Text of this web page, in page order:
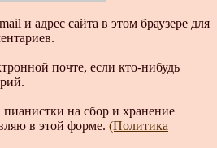
и адрес сайта в этом браузере для
почте, если кто-нибудь
на сбор и хранение
в этой форме. (Политика